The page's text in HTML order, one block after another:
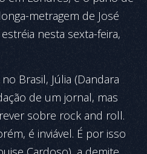
metragem de José
nesta sexta-feira,
Brasil, Júlia (Dandara
de um jornal, mas
sobre rock and roll.
é inviável. É por isso